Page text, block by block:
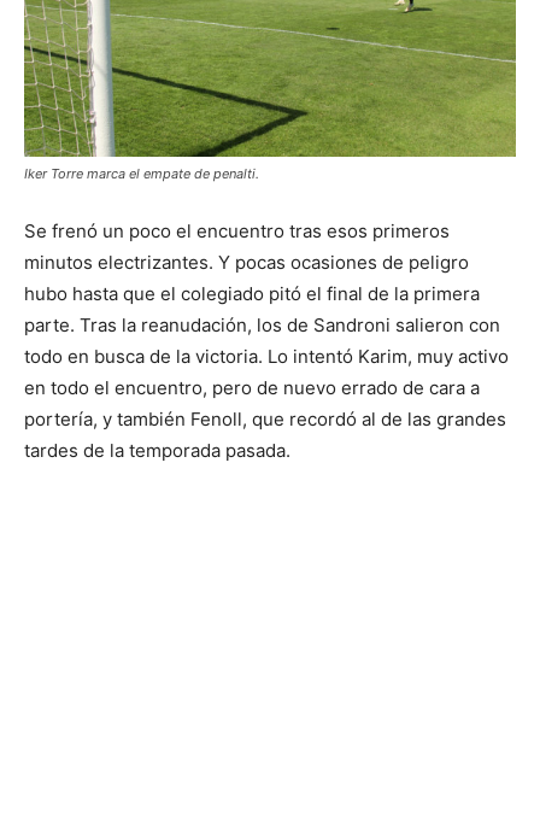
Iker Torre marca el empate de penalti.
Se frenó un poco el encuentro tras esos primeros
minutos electrizantes. Y pocas ocasiones de peligro
hubo hasta que el colegiado pitó el final de la primera
parte. Tras la reanudación, los de Sandroni salieron con
todo en busca de la victoria. Lo intentó Karim, muy activo
en todo el encuentro, pero de nuevo errado de cara a
portería, y también Fenoll, que recordó al de las grandes
tardes de la temporada pasada.